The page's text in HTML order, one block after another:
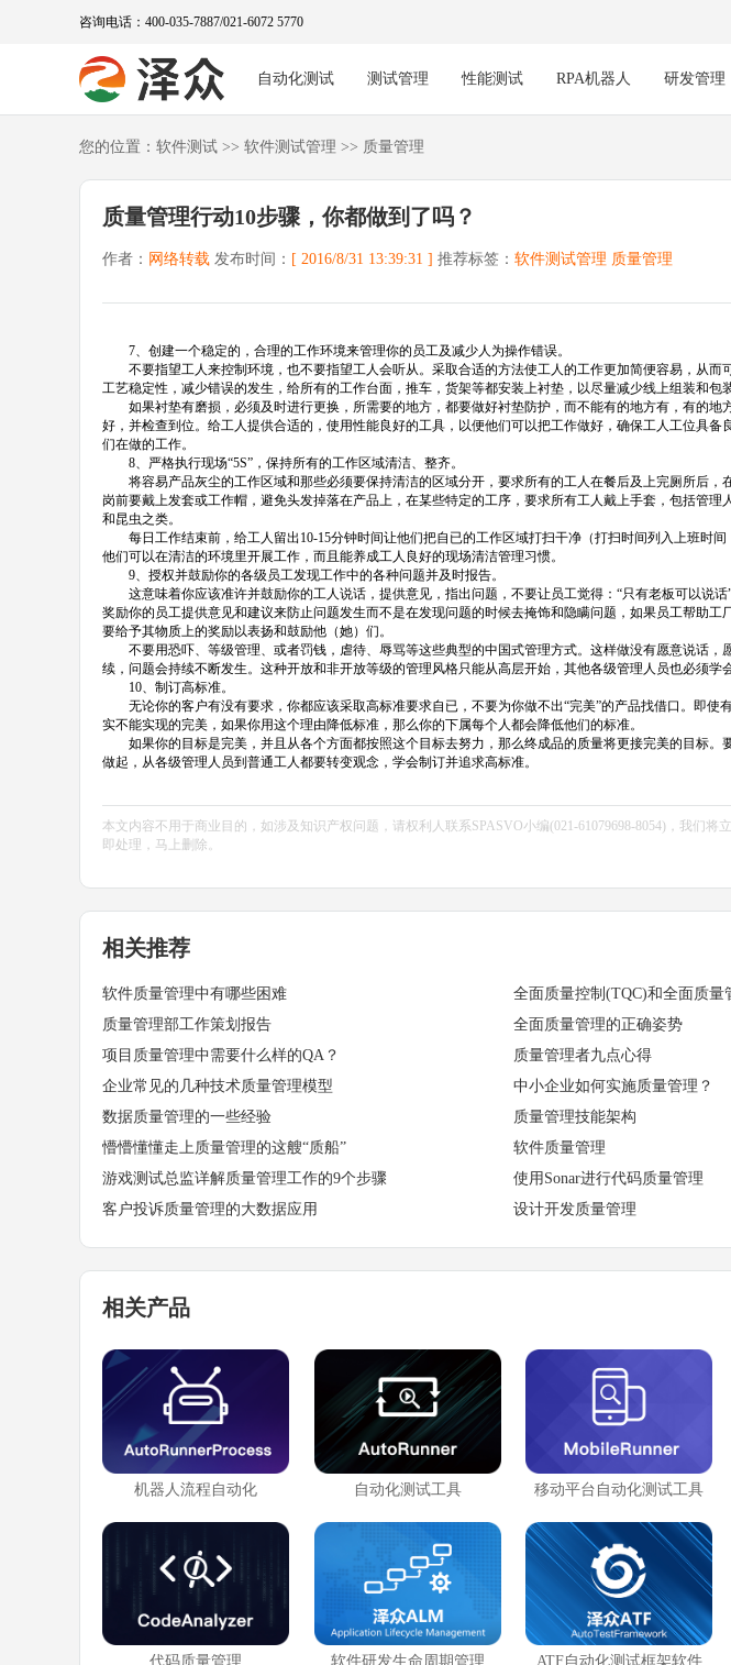
咨询电话：400-035-7887/021-6072 5770
自动化测试 测试管理 性能测试 RPA机器人 研发管理
您的位置： 软件测试 >> 软件测试管理 >> 质量管理
质量管理行动10步骤，你都做到了吗？
作者： 网络转载 发布时间： [ 2016/8/31 13:39:31 ] 推荐标签： 软件测试管理 质量管理
7、创建一个稳定的，合理的工作环境来管理你的员工及减少人为操作错误。
不要指望工人来控制环境，也不要指望工人会听从。采取合适的方法使工人的工作更加简便容易，从而
工艺稳定性，减少错误的发生，给所有的工作台面，推车，货架等都安装上衬垫，以尽量减少线上组装和包
如果衬垫有磨损，必须及时进行更换，所需要的地方，都要做好衬垫防护，而不能有的地方有，有的地
好，并检查到位。给工人提供合适的，使用性能良好的工具，以便他们可以把工作做好，确保工人工位具备
们在做的工作。
8、严格执行现场“5S”，保持所有的工作区域清洁、整齐。
将容易产品灰尘的工作区域和那些必须要保持清洁的区域分开，要求所有的工人在餐后及上完厕所后，
岗前要戴上发套或工作帽，避免头发掉落在产品上，在某些特定的工序，要求所有工人戴上手套，包括管理
和昆虫之类。
每日工作结束前，给工人留出10-15分钟时间让他们把自已的工作区域打扫干净（打扫时间列入上班时间
他们可以在清洁的环境里开展工作，而且能养成工人良好的现场清洁管理习惯。
9、授权并鼓励你的各级员工发现工作中的各种问题并及时报告。
这意味着你应该准许并鼓励你的工人说话，提供意见，指出问题，不要让员工觉得：“只有老板可以说话
奖励你的员工提供意见和建议来防止问题发生而不是在发现问题的时候去掩饰和隐瞒问题，如果员工帮助工
要给予其物质上的奖励以表扬和鼓励他（她）们。
不要用恐吓、等级管理、或者罚钱，虐待、辱骂等这些典型的中国式管理方式。这样做没有愿意说话，
续，问题会持续不断发生。这种开放和非开放等级的管理风格只能从高层开始，其他各级管理人员也必须学
10、制订高标准。
无论你的客户有没有要求，你都应该采取高标准要求自已，不要为你做不出“完美”的产品找借口。即使
实不能实现的完美，如果你用这个理由降低标准，那么你的下属每个人都会降低他们的标准。
如果你的目标是完美，并且从各个方面都按照这个目标去努力，那么终成品的质量将更接完美的目标。
做起，从各级管理人员到普通工人都要转变观念，学会制订并追求高标准。
本文内容不用于商业目的，如涉及知识产权问题，请权利人联系SPASVO小编(021-61079698-8054)，我们将立
即处理，马上删除。
相关推荐
软件质量管理中有哪些困难
全面质量控制(TQC)和全面质量
质量管理部工作策划报告
全面质量管理的正确姿势
项目质量管理中需要什么样的QA？
质量管理者九点心得
企业常见的几种技术质量管理模型
中小企业如何实施质量管理？
数据质量管理的一些经验
质量管理技能架构
懵懵懂懂走上质量管理的这艘“质船”
软件质量管理
游戏测试总监详解质量管理工作的9个步骤
使用Sonar进行代码质量管理
客户投诉质量管理的大数据应用
设计开发质量管理
相关产品
机器人流程自动化 自动化测试工具 移动平台自动化测试工具
代码质量管理 软件研发生命周期管理 ATF自动化测试框架软件